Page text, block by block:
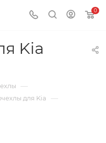
0
Kia
—
для Kia —